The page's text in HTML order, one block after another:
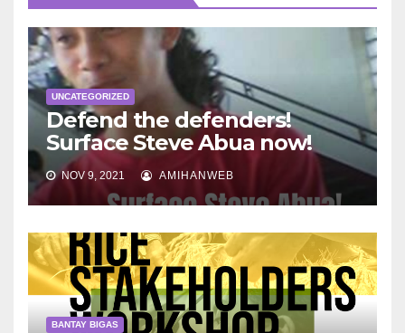
UNCATEGORIZED
Defend the defenders!
Surface Steve Abua now!
NOV 9, 2021 AMIHANWEB
BANTAY BIGAS